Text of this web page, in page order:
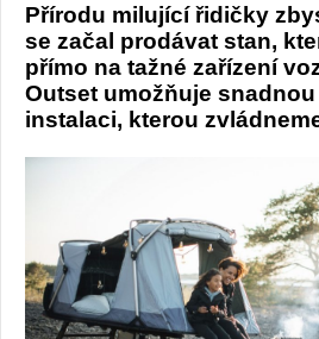
Přírodu milující řidičky
se začal prodávat stan,
přímo na tažné zařízení
Outset umožňuje
instalaci, kterou